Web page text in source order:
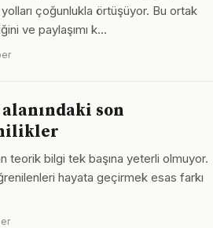
çoğunlukla örtüşüyor. Bu ortak
ve paylaşımı k…
son
teorik bilgi tek başına yeterli olmuyor.
hayata geçirmek esas farkı